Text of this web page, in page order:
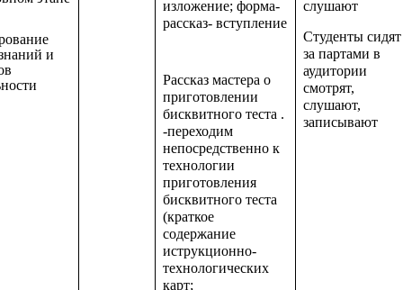
и
изложение; форма-
рассказ- вступление
Рассказ мастера о
приготовлении
бисквитного теста .
-переходим
непосредственно к
технологии
приготовления
бисквитного теста
(краткое
содержание
иструкционно-
технологических
карт;
слушают
Студенты сидят
за партами в
аудитории
смотрят,
слушают,
записывают